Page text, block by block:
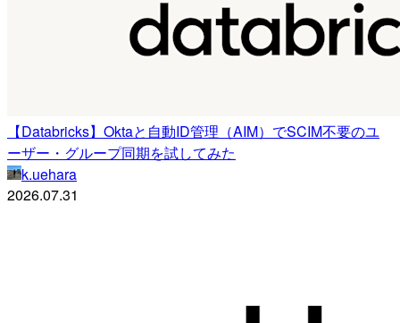
【Databricks】Oktaと自動ID管理（AIM）でSCIM不要のユ
ーザー・グループ同期を試してみた
k.uehara
2026.07.31